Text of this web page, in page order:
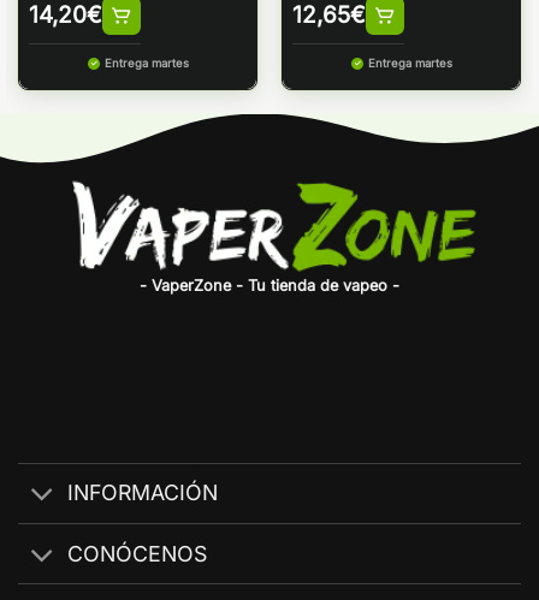
14,20€
Entrega martes
12,65€
Entrega martes
- VaperZone - Tu tienda de vapeo -
INFORMACIÓN
CONÓCENOS